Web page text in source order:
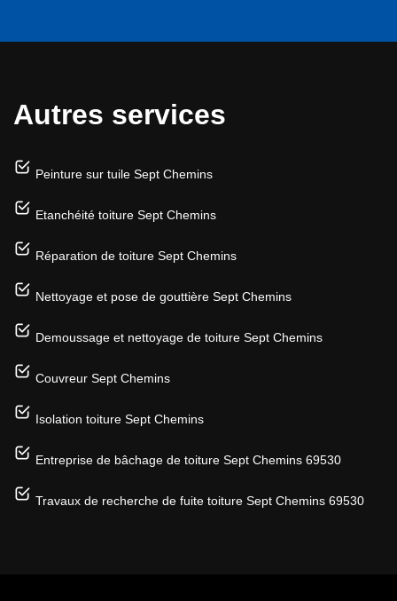
Autres services
Peinture sur tuile Sept Chemins
Etanchéité toiture Sept Chemins
Réparation de toiture Sept Chemins
Nettoyage et pose de gouttière Sept Chemins
Demoussage et nettoyage de toiture Sept Chemins
Couvreur Sept Chemins
Isolation toiture Sept Chemins
Entreprise de bâchage de toiture Sept Chemins 69530
Travaux de recherche de fuite toiture Sept Chemins 69530